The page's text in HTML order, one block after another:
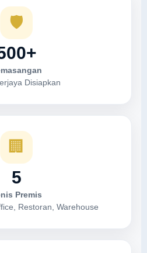
🛡
Disiapkan
🏢
5
Premis
Restoran, Warehouse